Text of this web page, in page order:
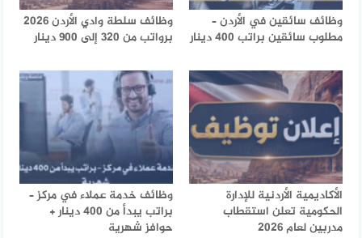
وظائف سائقين في الأردن –
مطلوب سائقين براتب 400 دينار
وظائف سلطة وادي الأردن 2026
برواتب من 320 إلى 900 دينار
الأكاديمية الأردنية للإدارة
الحكومية تعلن استقطاب
مدربين لعام 2026
وظائف خدمة عملاء في مركز –
براتب يبدأ من 400 دينار +
حوافز شهرية